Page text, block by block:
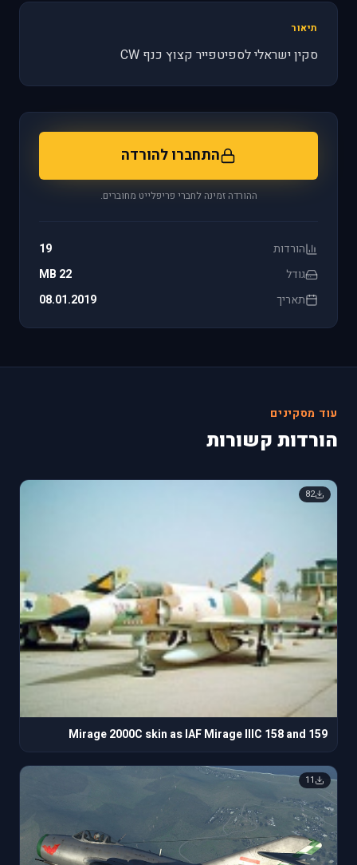
תיאור
סקין ישראלי לספיטפייר קצוץ כנף CW
התחברו להורדה
ההורדה זמינה לחברי פריפלייט מחוברים.
הורדות
19
גודל
22 MB
תאריך
08.01.2019
עוד מסקינים
הורדות קשורות
82
Mirage 2000C skin as IAF Mirage IIIC 158 and 159
11